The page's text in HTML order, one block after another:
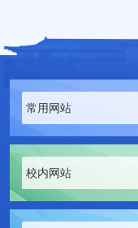
常用网站
校内网站